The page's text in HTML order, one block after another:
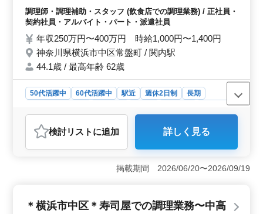
・調理 ・盛り付け ・仕込み ・食器洗浄 ・
厨房業務 ＊ポイント＊ ・週休2日シフト制
・社会保険完備 ・勤務時間応相談 ・駅チカ
＼まずはお気軽にお問い合わせください／
調理師・調理補助・スタッフ (飲食店での調理業務) / 正社員・
契約社員・アルバイト・パート・派遣社員
年収250万円〜400万円 時給1,000円〜1,400円
神奈川県横浜市中区常盤町 / 関内駅
44.1歳 / 最高年齢 62歳
50代活躍中 60代活躍中 駅近 週休2日制
長期
派遣社員
調理師・調理補助・スタッフ
おすすめポイント
＜勤務環境＞ 週休2日シフト制で、働きやすく中高年の
方も活躍中の環境。調理経験3年以上を活かし、活躍でき
ます。 ＜働きやすさ＞ 社会保険完備で安心。勤務
て、培ってきた経験を活かすことができます。
検討リスト に追加 詳しく見る
掲載期間 2026/06/20〜2026/09/19
＊横浜市中区＊寿司屋での調理業務〜中高